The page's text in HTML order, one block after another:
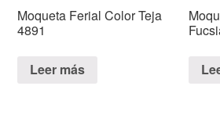
Moqueta Ferial Color Teja
4891
Leer más